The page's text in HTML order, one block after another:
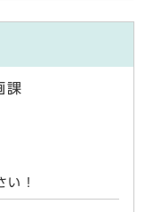
課
い！